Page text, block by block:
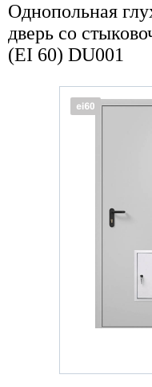
Однопольная
дверь со
(EI 60) DU001